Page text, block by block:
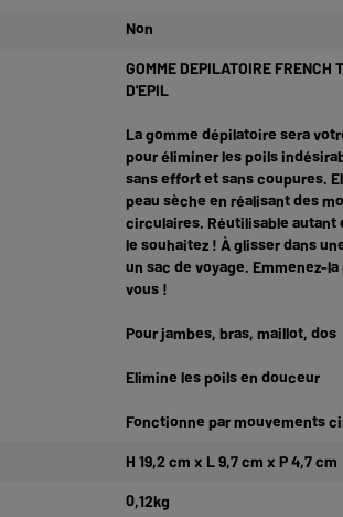
Non
GOMME DEPILATOIRE FRENCH
D'EPIL
La gomme dépilatoire sera
pour éliminer les poils
sans effort et sans coupures.
peau sèche en réalisant des
circulaires. Réutilisable autant
le souhaitez ! À glisser dans
un sac de voyage. Emmenez-
vous !
Pour jambes, bras, maillot, dos
Elimine les poils en douceur
Fonctionne par mouvements
H 19,2 cm x L 9,7 cm x P 4,7 cm
0,12kg